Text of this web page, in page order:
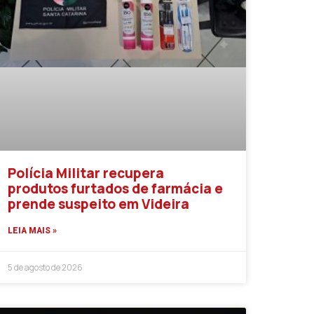
Polícia Militar recupera
produtos furtados de farmácia e
prende suspeito em Videira
LEIA MAIS »
5 de agosto de 2026